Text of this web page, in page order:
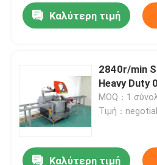
Καλύτερη τιμή
2840r/min
Heavy Duty
MOQ：1
Τιμή：
Καλύτερη τιμή